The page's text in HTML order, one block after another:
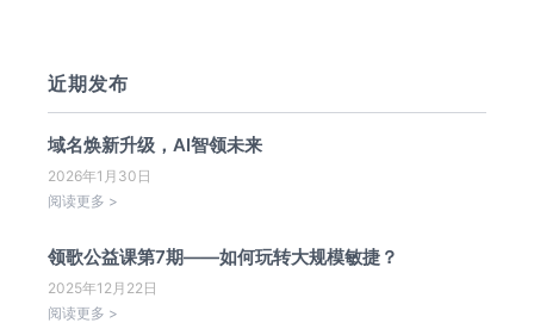
近期发布
域名焕新升级，AI智领未来
2026年1月30日
阅读更多 >
领歌公益课第7期——如何玩转大规模敏捷？
2025年12月22日
阅读更多 >